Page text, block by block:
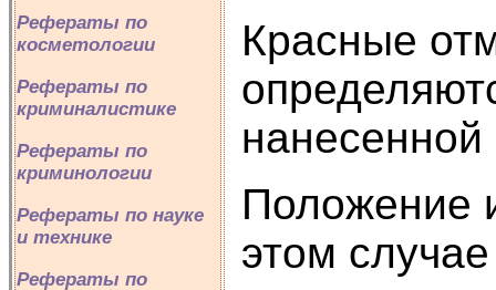
Рефераты по
косметологии
Рефераты по
криминалистике
Рефераты по
криминологии
Рефераты по науке
и технике
Рефераты по
Красные
Положение
этом